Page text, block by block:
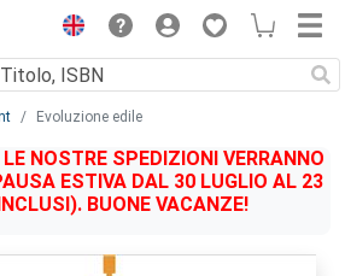
Evoluzione edile
NOSTRE SPEDIZIONI VERRANNO
ESTIVA DAL 30 LUGLIO AL 23
BUONE VACANZE!